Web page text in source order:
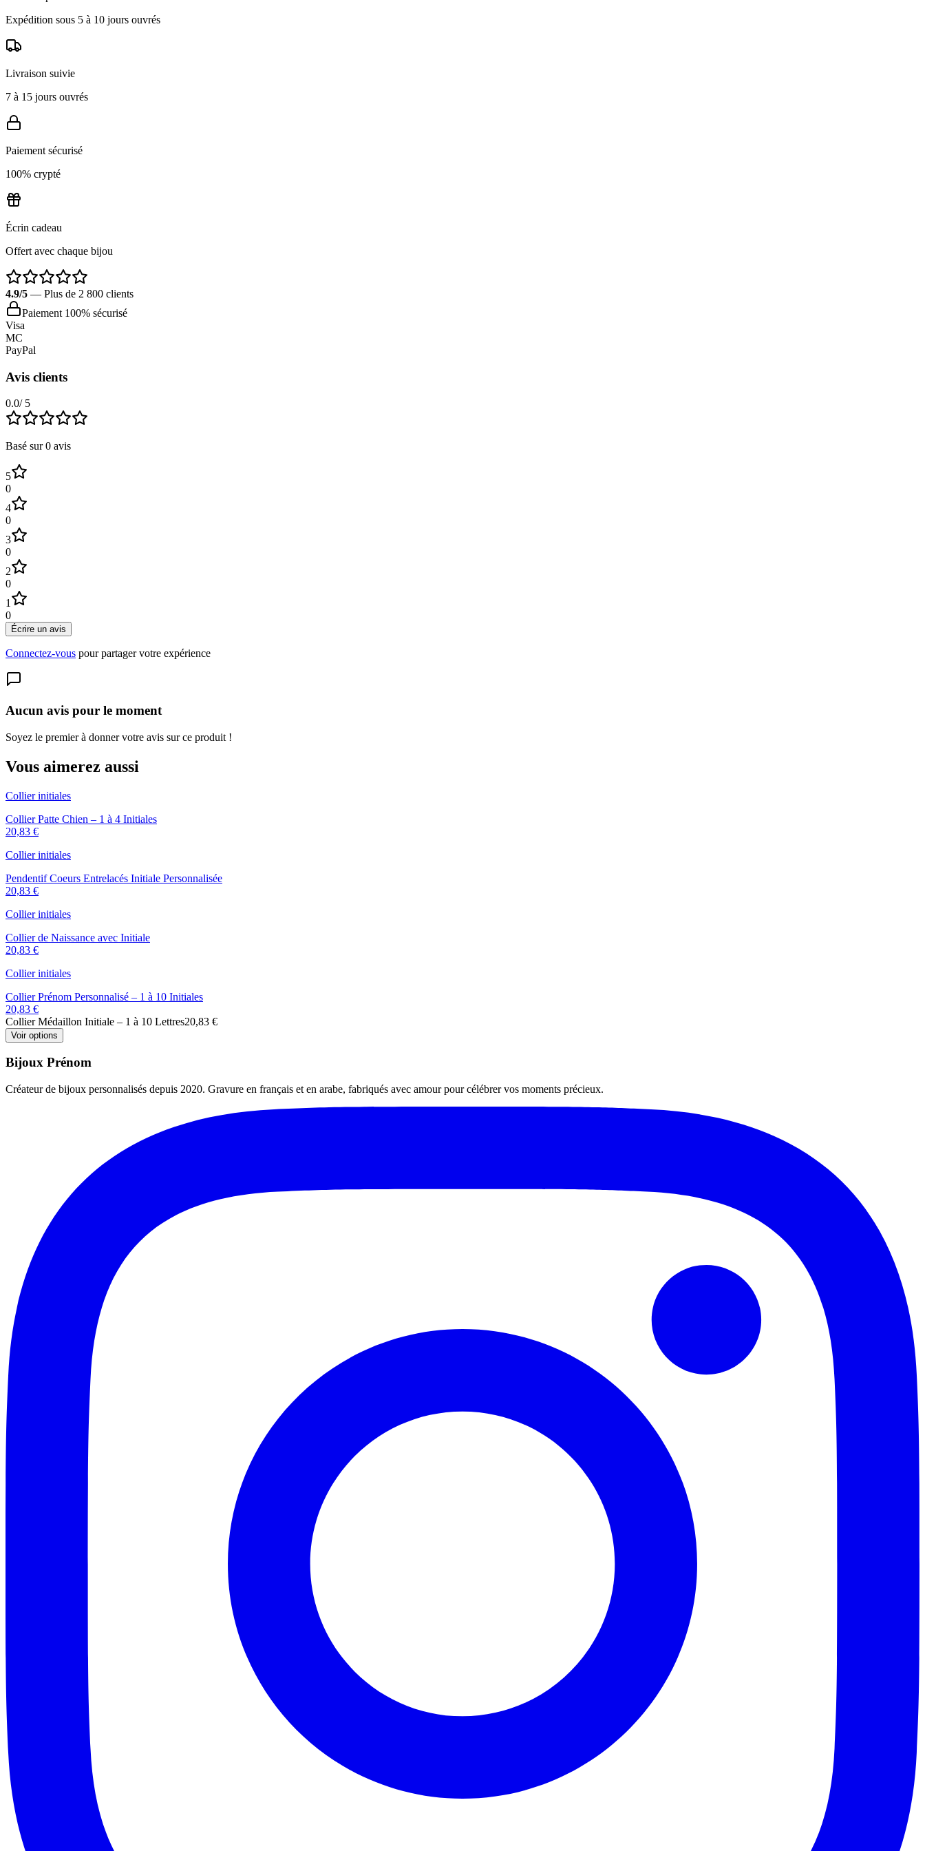
Expédition sous 5 à 10 jours ouvrés
Livraison suivie
7 à 15 jours ouvrés
Paiement sécurisé
100% crypté
Écrin cadeau
Offert avec chaque bijou
4.9/5 — Plus de 2 800 clients
Paiement 100% sécurisé
Visa
MC
PayPal
Avis clients
0.0/ 5
Basé sur0 avis
5
0
4
0
3
0
2
0
1
0
Écrire un avis
Connectez-vous pour partager votre expérience
Aucun avis pour le moment
Soyez le premier à donner votre avis sur ce produit !
Vous aimerez aussi
Collier initiales
Collier Patte Chien – 1 à 4 Initiales
20,83 €
Collier initiales
Pendentif Coeurs Entrelacés Initiale Personnalisée
20,83 €
Collier initiales
Collier de Naissance avec Initiale
20,83 €
Collier initiales
Collier Prénom Personnalisé – 1 à 10 Initiales
20,83 €
Collier Médaillon Initiale – 1 à 10 Lettres20,83 €
Voir options
Bijoux Prénom
Créateur de bijoux personnalisés depuis 2020. Gravure en français et en arabe, fabriqués avec amour pour célébrer vos moments précieux.